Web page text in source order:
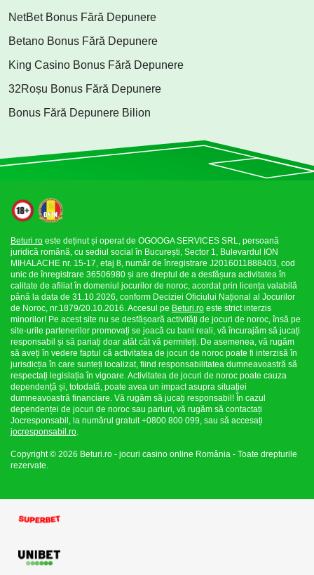
NetBet Bonus Fără Depunere
Betano Bonus Fără Depunere
King Casino Bonus Fără Depunere
32Roșu Bonus Fără Depunere
Bonus Fără Depunere Bilion
Beturi.ro este deținut și operat de OGOOGA SERVICES SRL, persoană
juridică română, cu sediul social în București, Sector 1, Bulevardul ION
MIHALACHE nr. 15-17, etaj 8, număr de înregistrare J2016011888403, cod
unic de înregistrare 36506980 și are dreptul de a desfășura activitatea în
calitate de afiliat în domeniul jocurilor de noroc, acordat prin licența valabilă
până la data de 31.10.2026, conform Deciziei Oficiului Național al Jocurilor
de Noroc, nr.1879/20.10.2016. Accesul pe Beturi.ro este strict interzis
minorilor! Pe acest site nu se desfășoară activități de jocuri de noroc, însă pe
site-urile partenerilor promovați se joacă cu bani reali, vă încurajăm să jucați
responsabil și să pariați doar atât cât vă permiteți. De asemenea, vă rugăm
să aveți în vedere faptul că activitatea de jocuri de noroc poate fi interzisă în
jurisdicția în care sunteți localizat, fiind responsabilitatea dumneavoastră să
respectați legislația în vigoare. Activitatea de jocuri de noroc poate cauza
dependență și, totodată, poate avea un impact asupra situației
dumneavoastră financiare. Vă rugăm să jucați responsabil! În cazul
dependenței de jocuri de noroc sau pariuri, vă rugăm să contactați
Jocresponsabil, la numărul gratuit +0800 800 099, sau să accesați
jocresponsabil.ro.
Copyright © 2026 Beturi.ro - jocuri casino online România - Toate drepturile
rezervate.